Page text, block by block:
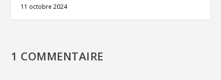
11 octobre 2024
1 COMMENTAIRE